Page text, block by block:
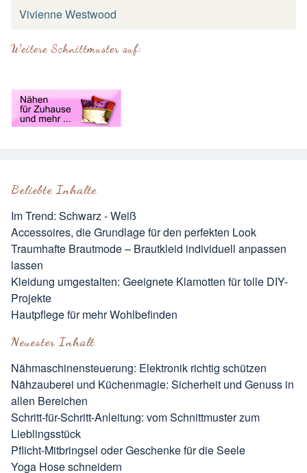
Beliebte Inhalte
Im Trend: Schwarz - Weiß
Accessoires, die Grundlage für den perfekten Look
Traumhafte Brautmode – Brautkleid individuell anpassen
lassen
Kleidung umgestalten: Geeignete Klamotten für tolle DIY-
Projekte
Hautpflege für mehr Wohlbefinden
Neuester Inhalt
Nähmaschinensteuerung: Elektronik richtig schützen
Nähzauberei und Küchenmagie: Sicherheit und Genuss in
allen Bereichen
Schritt-für-Schritt-Anleitung: vom Schnittmuster zum
Lieblingsstück
Pflicht-Mitbringsel oder Geschenke für die Seele
Yoga Hose schneidern
Vivienne Westwood
Weitere Schnittmuster auf: